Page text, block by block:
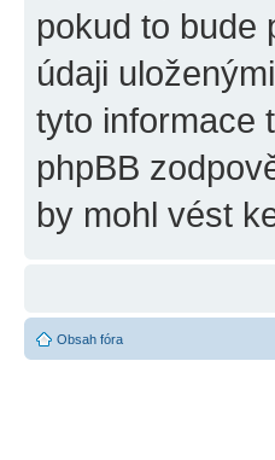
pokud to bude
údaji
tyto informace
phpBB
by mohl vést
Obsah fóra